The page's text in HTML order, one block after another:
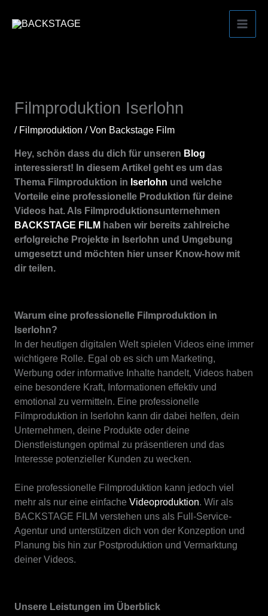
Inhalt
Filmproduktion Iserlohn
/ Filmproduktion / Von Backstage Film
Hey, schön dass du dich für unseren Blog
interessierst! In diesem Artikel geht es um das
Thema Filmproduktion in Iserlohn und welche
Vorteile eine professionelle Produktion für deine
Videos hat. Als Filmproduktionsunternehmen
BACKSTAGE FILM haben wir bereits zahlreiche
erfolgreiche Projekte in Iserlohn und Umgebung
umgesetzt und möchten hier unser Know-how mit
dir teilen.
Warum eine professionelle Filmproduktion in
Iserlohn?
In der heutigen digitalen Welt spielen Videos eine immer
wichtigere Rolle. Egal ob es sich um Marketing,
Werbung oder informative Inhalte handelt, Videos haben
eine besondere Kraft, Informationen effektiv und
emotional zu vermitteln. Eine professionelle
Filmproduktion in Iserlohn kann dir dabei helfen, dein
Unternehmen, deine Produkte oder deine
Dienstleistungen optimal zu präsentieren und das
Interesse potenzieller Kunden zu wecken.
Eine professionelle Filmproduktion kann jedoch viel
mehr als nur eine einfache Videoproduktion. Wir als
BACKSTAGE FILM verstehen uns als Full-Service-
Agentur und unterstützen dich von der Konzeption und
Planung bis hin zur Postproduktion und Vermarktung
deiner Videos.
Unsere Leistungen im Überblick